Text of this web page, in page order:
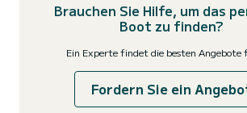
Brauchen Sie Hilfe, um das
Boot zu finden?
Ein Experte findet die besten Angebote
Fordern Sie ein